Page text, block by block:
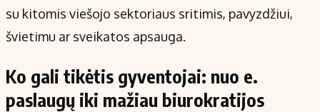
su kitomis viešojo sektoriaus sritimis, pavyzdžiui,
švietimu ar sveikatos apsauga.
Ko gali tikėtis gyventojai: nuo e.
paslaugų iki mažiau biurokratijos